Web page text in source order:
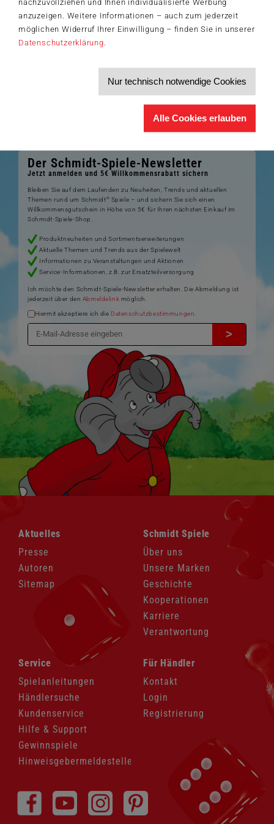
nachzuvollziehen und Ihnen individualisierte Werbung
anzuzeigen. Weitere Informationen – auch zum jederzeit
möglichen Widerruf Ihrer Einwilligung – finden Sie in unserer
Datenschutzerklärung
Nur technisch notwendige Cookies
Alle Cookies erlauben
Zu den Autoren
Der Schmidt-Spiele-Newsletter
Jetzt anmelden und 5€ Willkommensrabatt sichern
Bleiben Sie auf dem Laufenden zu Neuheiten, Trends und aktuellen
Themen rund um Schmidt® Spiele – und sichern Sie sich einen
Willkommensgutschein in Höhe von 5€ für Ihren nächsten Einkauf im
Schmidt-Spiele-Shop.
Produktneuheiten und Sortimentserweiterungen
Aktuelle Themen und Trends aus der Spielewelt
Informationen zu Veranstaltungen und Aktionen
Service-Informationen, z.B. zur Ersatzteilversorgung
Ich möchte den Schmidt-Spiele-Newsletter erhalten. Die Abmeldung ist
jederzeit über den Abmeldelink möglich.
Hiermit akzeptiere ich die Datenschutzbestimmungen
>
Navigation
überspringen
Aktuelles
Presse
Autoren
Sitemap
Navigation
überspringen
Schmidt Spiele
Über uns
Unsere Marken
Geschichte
Kooperationen
Karriere
Verantwortung
Navigation
überspringen
Service
Spielanleitungen
Händlersuche
Kundenservice
Hilfe & Support
Gewinnspiele
Hinweisgebermeldestelle
Navigation
überspringen
Für Händler
Kontakt
Login
Registrierung
überspringen